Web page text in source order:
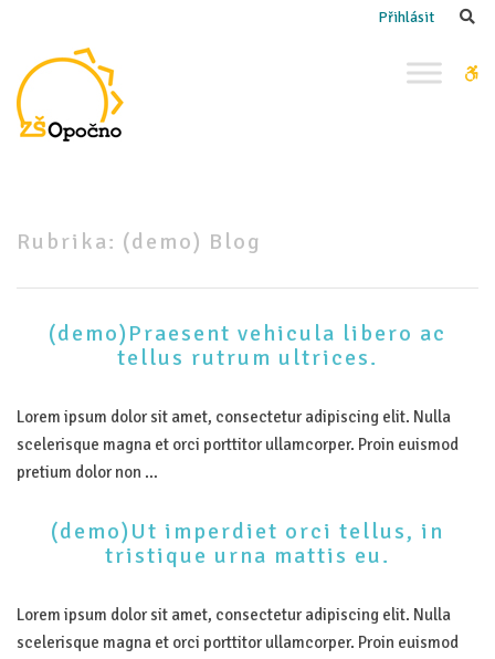
Blog
Přihlásit
Rubrika: (demo) Blog
(demo)Praesent vehicula libero ac
tellus rutrum ultrices.
Lorem ipsum dolor sit amet, consectetur adipiscing elit. Nulla
scelerisque magna et orci porttitor ullamcorper. Proin euismod
pretium dolor non …
(demo)Ut imperdiet orci tellus, in
tristique urna mattis eu.
Lorem ipsum dolor sit amet, consectetur adipiscing elit. Nulla
scelerisque magna et orci porttitor ullamcorper. Proin euismod